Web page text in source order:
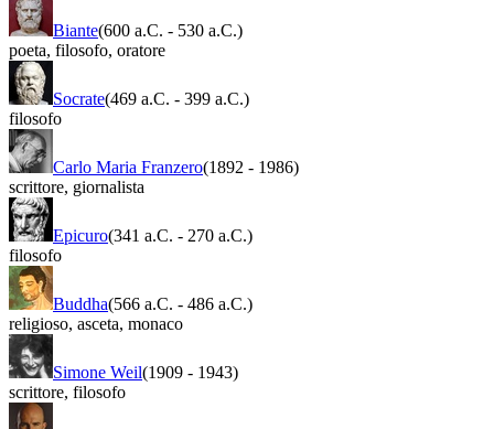
Biante(600 a.C. - 530 a.C.)
poeta, filosofo, oratore
Socrate(469 a.C. - 399 a.C.)
filosofo
Carlo Maria Franzero(1892 - 1986)
scrittore, giornalista
Epicuro(341 a.C. - 270 a.C.)
filosofo
Buddha(566 a.C. - 486 a.C.)
religioso, asceta, monaco
Simone Weil(1909 - 1943)
scrittore, filosofo